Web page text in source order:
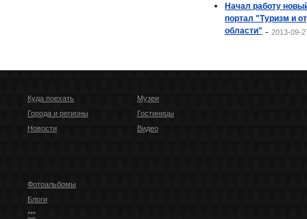
Начал работу
портал "Туризм и
области" - 2013-09-
Куда поехать
Города и регионы
Новости
Музеи
Гостиницы
Видео
Фотоальбомы
Блоги
***